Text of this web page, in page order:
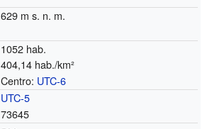
629 m s. n. m.
1052 hab.
404,14 hab./km²
Centro: UTC-6
UTC-5
73645